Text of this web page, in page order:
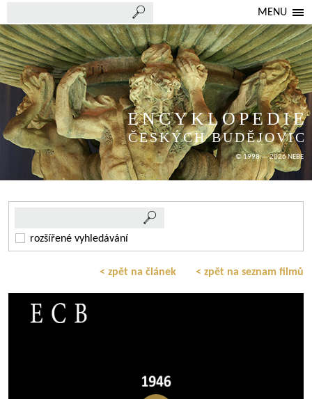
MENU
ENCYKLOPEDIE
ČESKÝCH BUDĚJOVIC
© 1998 — 2026 NEBE
rozšířené vyhledávání
< zpět na článek < zpět na seznam filmů